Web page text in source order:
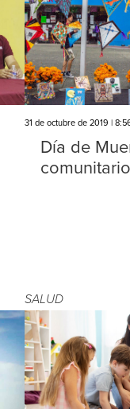
31 de octubre de 2019 |
Día de
SALUD